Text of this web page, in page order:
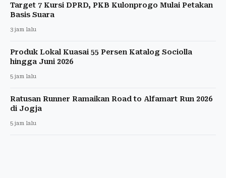
Target 7 Kursi DPRD, PKB Kulonprogo Mulai Petakan
Basis Suara
3 jam lalu
Produk Lokal Kuasai 55 Persen Katalog Sociolla
hingga Juni 2026
5 jam lalu
Ratusan Runner Ramaikan Road to Alfamart Run 2026
di Jogja
5 jam lalu